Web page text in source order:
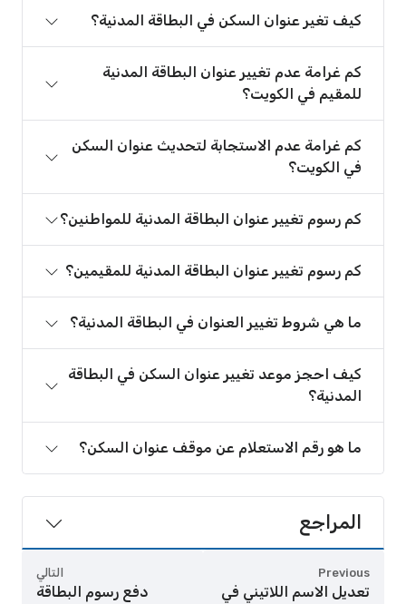
كيف تغير عنوان السكن في البطاقة المدنية؟
كم غرامة عدم تغيير عنوان البطاقة المدنية
للمقيم في الكويت؟
كم غرامة عدم الاستجابة لتحديث عنوان السكن
في الكويت؟
كم رسوم تغيير عنوان البطاقة المدنية للمواطنين؟
كم رسوم تغيير عنوان البطاقة المدنية للمقيمين؟
ما هي شروط تغيير العنوان في البطاقة المدنية؟
كيف احجز موعد تغيير عنوان السكن في البطاقة
المدنية؟
ما هو رقم الاستعلام عن موقف عنوان السكن؟
المراجع
Previous
تعديل الاسم اللاتيني في
التالي
دفع رسوم البطاقة